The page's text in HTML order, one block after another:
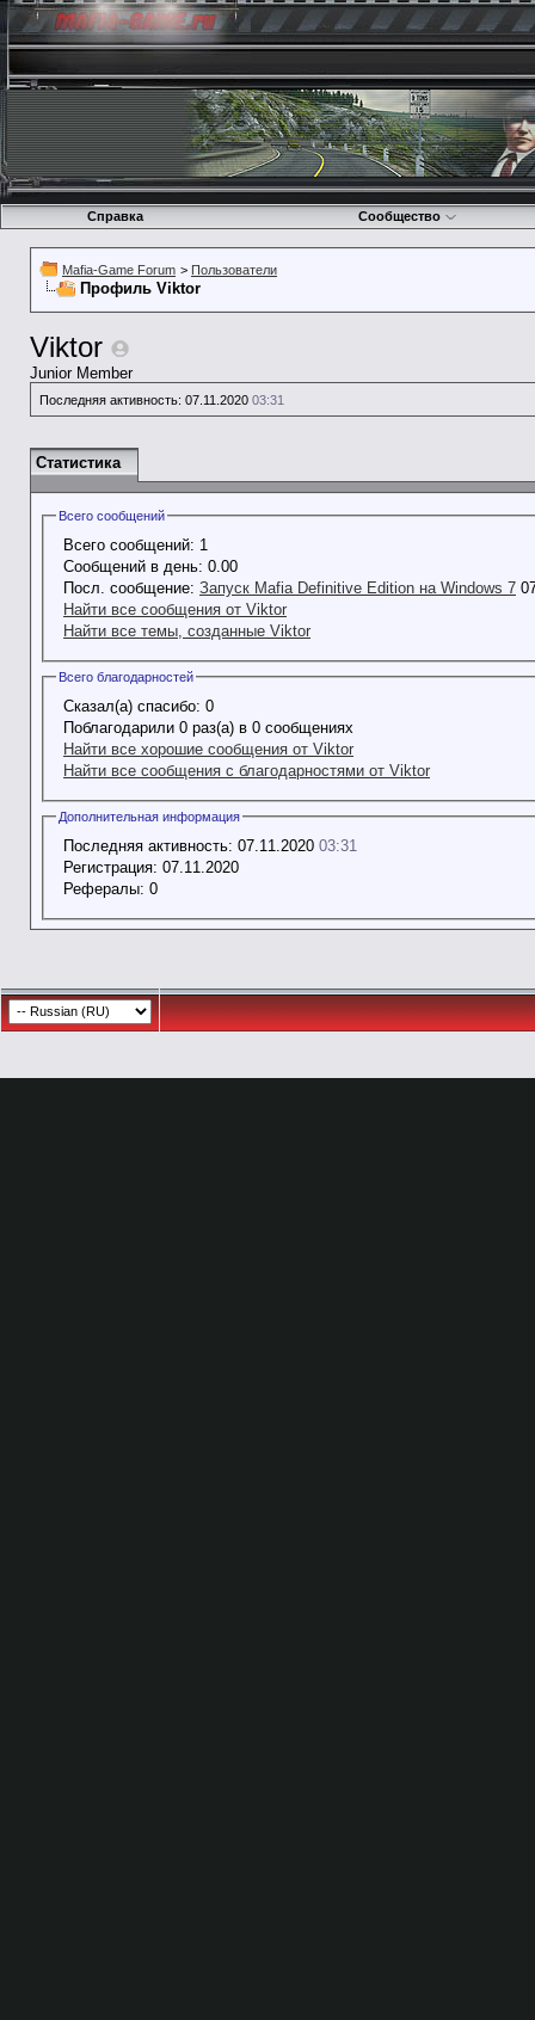
Справка Сообщество
Mafia-Game Forum > Пользователи
Профиль Viktor
Viktor
Junior Member
Последняя активность: 07.11.2020 03:31
Статистика
Всего сообщений
Всего сообщений: 1
Сообщений в день: 0.00
Посл. сообщение: Запуск Mafia Definitive Edition на Windows 7
Найти все сообщения от Viktor
Найти все темы, созданные Viktor
Всего благодарностей
Сказал(а) спасибо: 0
Поблагодарили 0 раз(а) в 0 сообщениях
Найти все хорошие сообщения от Viktor
Найти все сообщения с благодарностями от Viktor
Дополнительная информация
Последняя активность: 07.11.2020 03:31
Регистрация: 07.11.2020
Рефералы: 0